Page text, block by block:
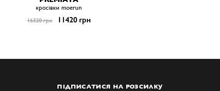
кросівки moerun
16320 грн 11420 грн
ПІДПИСАТИСЯ НА РОЗСИЛКУ